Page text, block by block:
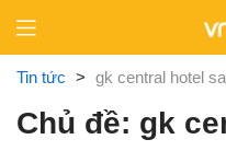
content
Tin tức > gk central hotel
Chủ đề: gk